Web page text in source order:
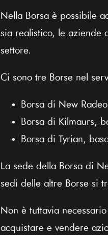
Nella Borsa è possibile
sia realistico, le aziende
settore.
Ci sono tre Borse nel
Borsa di New
Borsa di Kilmaurs,
Borsa di Tyrian,
La sede della Borsa di
sedi delle altre Borse si
Non è tuttavia
acquistare e vendere